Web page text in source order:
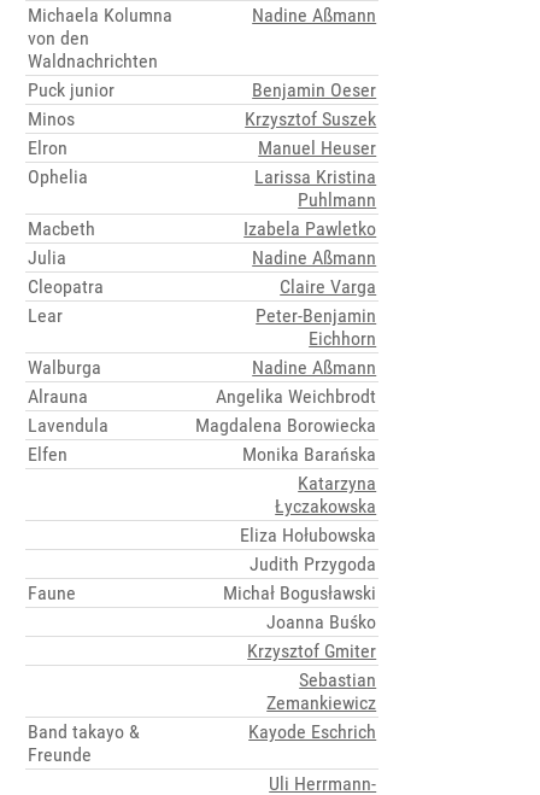
Michaela Kolumna
von den
Waldnachrichten
Nadine Aßmann
Puck junior
Benjamin Oeser
Minos
Krzysztof Suszek
Elron
Manuel Heuser
Ophelia
Larissa Kristina
Puhlmann
Macbeth
Izabela Pawletko
Julia
Nadine Aßmann
Cleopatra
Claire Varga
Lear
Peter-Benjamin
Eichhorn
Walburga
Nadine Aßmann
Alrauna
Angelika Weichbrodt
Lavendula
Magdalena Borowiecka
Elfen
Monika Barańska
Katarzyna
Łyczakowska
Eliza Hołubowska
Judith Przygoda
Faune
Michał Bogusławski
Joanna Buśko
Krzysztof Gmiter
Sebastian
Zemankiewicz
Band takayo &
Freunde
Kayode Eschrich
Uli Herrmann-